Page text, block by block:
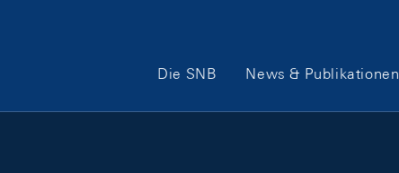
Hauptnavigation
Die SNB News & Publikationen